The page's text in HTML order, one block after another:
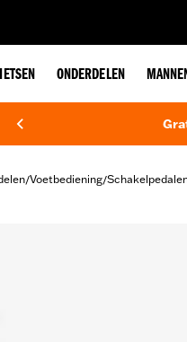
ONDERDELEN
/Voetbediening/